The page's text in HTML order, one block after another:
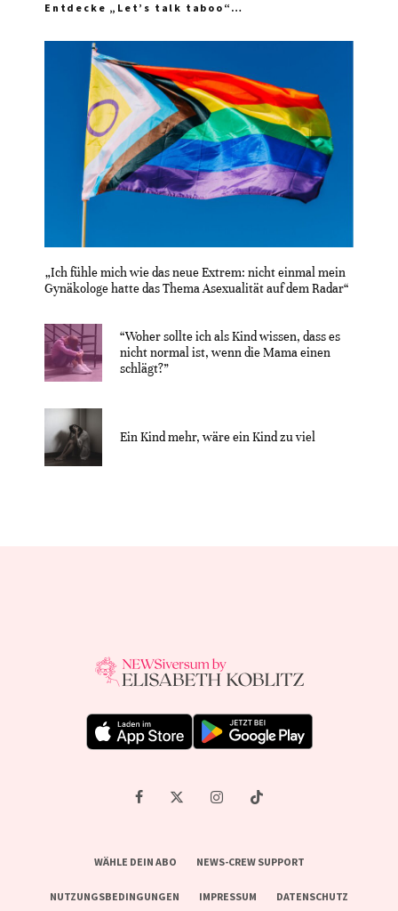
Entdecke „Let’s talk taboo“…
„Ich fühle mich wie das neue Extrem: nicht einmal mein
Gynäkologe hatte das Thema Asexualität auf dem Radar“
“Woher sollte ich als Kind wissen, dass es
nicht normal ist, wenn die Mama einen
schlägt?”
Ein Kind mehr, wäre ein Kind zu viel
WÄHLE DEIN ABO NEWS-CREW SUPPORT
NUTZUNGSBEDINGUNGEN IMPRESSUM DATENSCHUTZ